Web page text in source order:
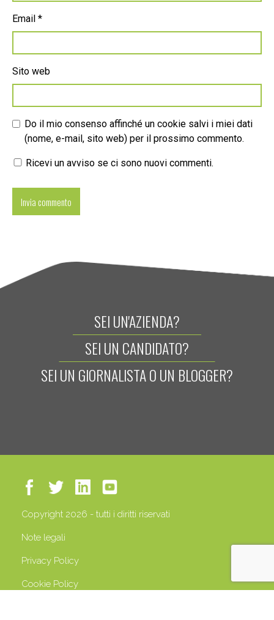
Email *
Sito web
Do il mio consenso affinché un cookie salvi i miei dati
(nome, e-mail, sito web) per il prossimo commento.
Ricevi un avviso se ci sono nuovi commenti.
SEI UN'AZIENDA?
SEI UN CANDIDATO?
SEI UN GIORNALISTA O UN BLOGGER?
Copyright 2026 - tutti i diritti riservati
Note legali
Privacy Policy
Cookie Policy